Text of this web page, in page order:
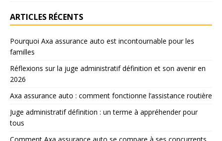
ARTICLES RÉCENTS
Pourquoi Axa assurance auto est incontournable pour les
familles
Réflexions sur la juge administratif définition et son avenir en
2026
Axa assurance auto : comment fonctionne l’assistance routière
Juge administratif définition : un terme à appréhender pour
tous
Comment Axa assurance auto se compare à ses concurrents